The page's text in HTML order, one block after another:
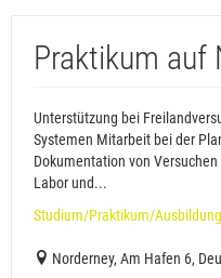
Praktikum auf
Unterstützung bei
Systemen Mitarbeit bei der
Dokumentation von
Labor und...
Studium/Praktikum/
Norderney, Am Hafen 6,